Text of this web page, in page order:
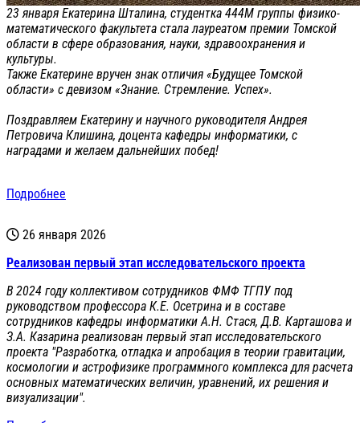
23 января Екатерина Шталина, студентка 444М группы физико-
математического факультета стала лауреатом премии Томской
области в сфере образования, науки, здравоохранения и
культуры.
Также Екатерине вручен знак отличия «Будущее Томской
области» с девизом «Знание. Стремление. Успех».
Поздравляем Екатерину и научного руководителя Андрея
Петровича Клишина, доцента кафедры информатики, с
наградами и желаем дальнейших побед!
Подробнее
26 января 2026
Реализован первый этап исследовательского проекта
В 2024 году коллективом сотрудников ФМФ ТГПУ под
руководством профессора К.Е. Осетрина и в составе
сотрудников кафедры информатики А.Н. Стася, Д.В. Карташова и
З.А. Казарина реализован первый этап исследовательского
проекта "Разработка, отладка и апробация в теории гравитации,
космологии и астрофизике программного комплекса для расчета
основных математических величин, уравнений, их решения и
визуализации".